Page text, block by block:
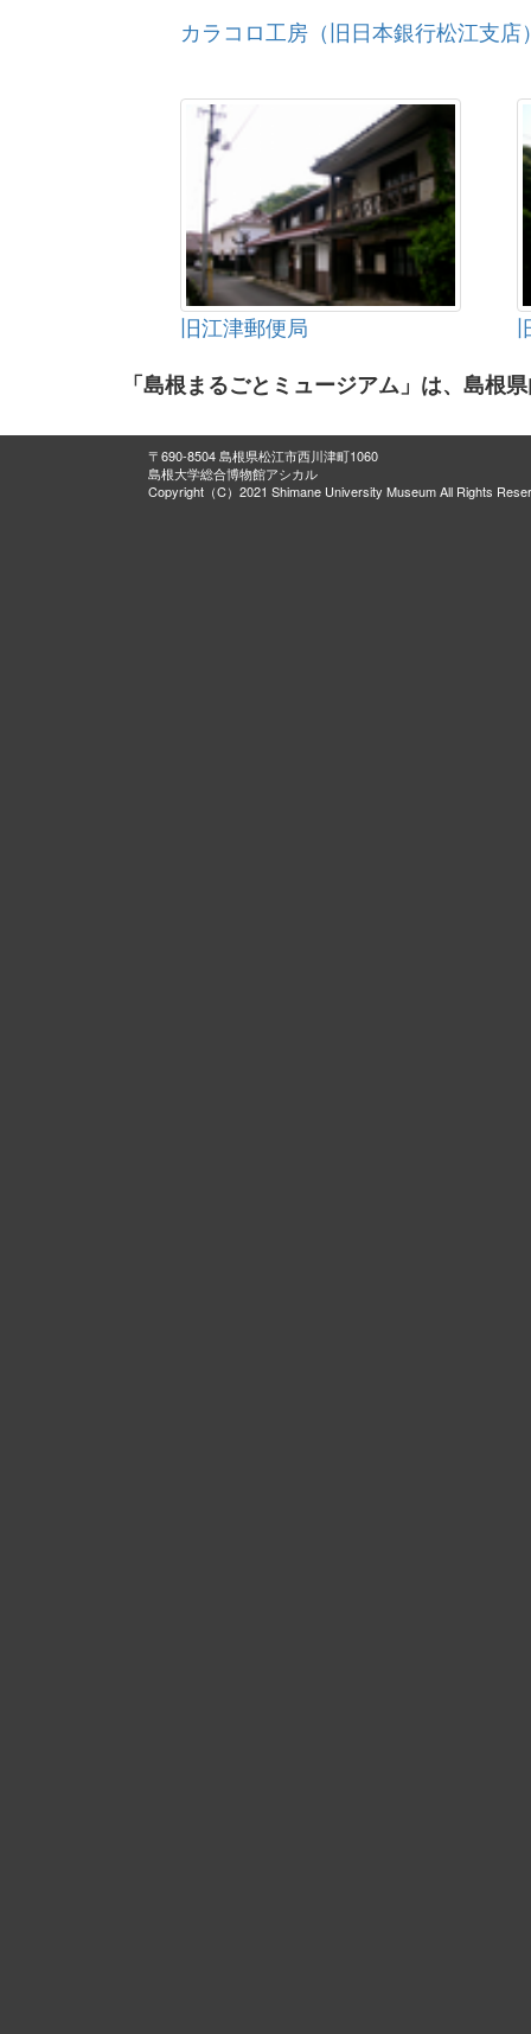
カラコロ工房（旧日本銀行松江支店
旧江津郵便局
「島根まるごとミュージアム」は、島根
〒690-8504 島根県松江市西川津町1060
島根大学総合博物館アシカル
Copyright（C）2021 Shimane University Museum All Rights